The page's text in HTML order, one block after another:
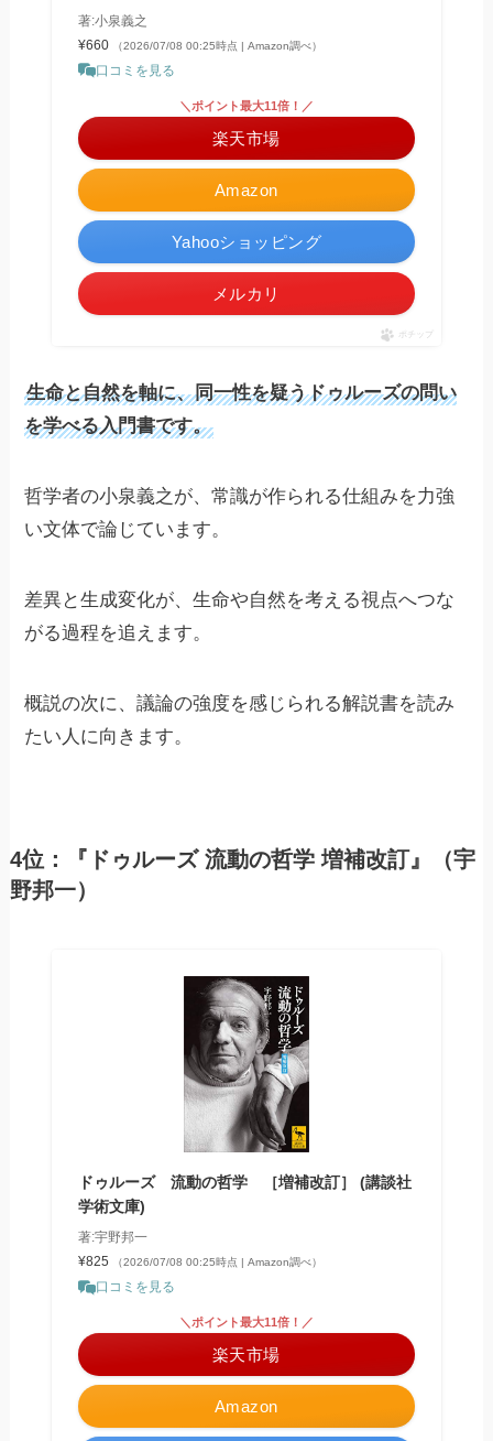
著:小泉義之
¥660
（2026/07/08 00:25時点 | Amazon調べ）
口コミを見る
Amazon
＼ポイント最大11倍！／
楽天市場
Yahooショッピング
メルカリ
ポチップ
生命と自然を軸に、同一性を疑うドゥルーズの問い
を学べる入門書です。
哲学者の小泉義之が、常識が作られる仕組みを力強
い文体で論じています。
差異と生成変化が、生命や自然を考える視点へつな
がる過程を追えます。
概説の次に、議論の強度を感じられる解説書を読み
たい人に向きます。
4位：『ドゥルーズ 流動の哲学 増補改訂』（宇
野邦一）
ドゥルーズ 流動の哲学 ［増補改訂］ (講談社
学術文庫)
著:宇野邦一
¥825
（2026/07/08 00:25時点 | Amazon調べ）
口コミを見る
Amazon
＼ポイント最大11倍！／
楽天市場